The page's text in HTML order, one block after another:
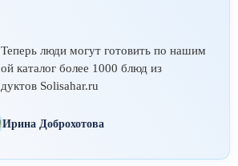
люди могут готовить по нашим
каталог более 1000 блюд из
Solisahar.ru
Ирина Доброхотова